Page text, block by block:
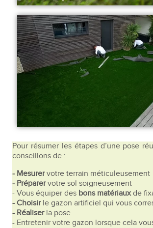
Pour résumer les étapes d’une pose
conseillons de :
- Mesurervotre terrain méticuleusement
- Préparervotre sol soigneusement
- Vous équiper des bons matériauxde
- Choisirle gazon artificiel qui vous
- Réaliser la pose
- Entretenir votre gazon lorsque cela